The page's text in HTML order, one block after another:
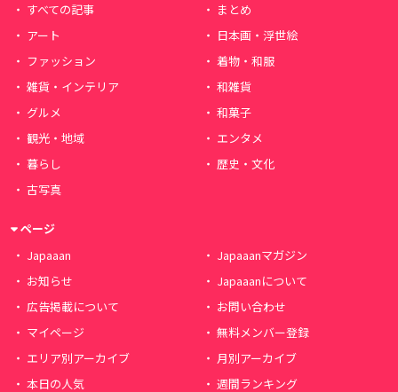
すべての記事
まとめ
アート
日本画・浮世絵
ファッション
着物・和服
雑貨・インテリア
和雑貨
グルメ
和菓子
観光・地域
エンタメ
暮らし
歴史・文化
古写真
ページ
Japaaan
Japaaanマガジン
お知らせ
Japaaanについて
広告掲載について
お問い合わせ
マイページ
無料メンバー登録
エリア別アーカイブ
月別アーカイブ
本日の人気
週間ランキング